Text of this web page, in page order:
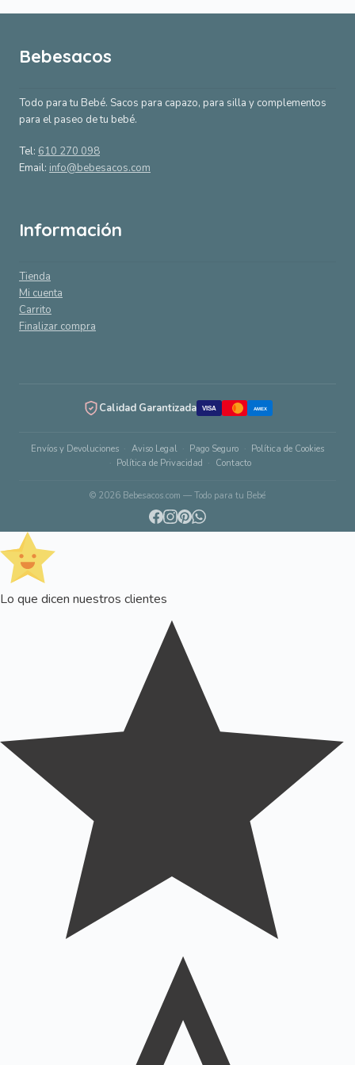
Bebesacos
Todo para tu Bebé. Sacos para capazo, para silla y complementos
para el paseo de tu bebé.
Tel: 610 270 098
Email: info@bebesacos.com
Información
Tienda
Mi cuenta
Carrito
Finalizar compra
Calidad Garantizada VISA AMEX
Envíos y Devoluciones Aviso Legal Pago Seguro
Política de Cookies
Política de Privacidad
Contacto
© 2026 Bebesacos.com — Todo para tu Bebé
Lo que dicen nuestros clientes